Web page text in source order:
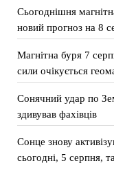
Сьогоднішня
новий прогноз на 8
Магнітна буря 7
сили очікується
Сонячний удар по
здивував фахівців
Сонце знову
сьогодні, 5 серпня,